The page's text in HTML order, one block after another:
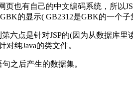
页也有自己的中文编码系统，所
的显示( GB2312是GBK的一个
六点是针对JSP的(因为从数据库
纯Java的类文件。
之后产生的数据集。